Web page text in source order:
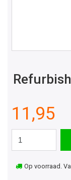
11,95
Op voorraad.